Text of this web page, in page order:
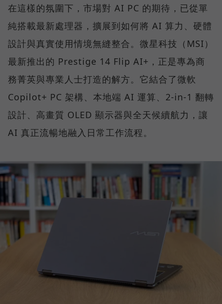
在這樣的氛圍下，市場對 AI PC 的期待，已從單
純搭載最新處理器，擴展到如何將 AI 算力、硬體
設計與真實使用情境無縫整合。微星科技（MSI）
最新推出的 Prestige 14 Flip AI+，正是專為商
務菁英與專業人士打造的解方。它結合了微軟
Copilot+ PC 架構、本地端 AI 運算、2-in-1 翻轉
設計、高畫質 OLED 顯示器與全天候續航力，讓
AI 真正流暢地融入日常工作流程。